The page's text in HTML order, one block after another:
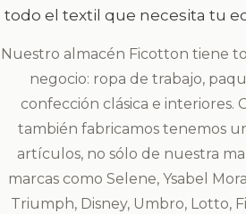
todo el textil que necesita tu
Nuestro almacén Ficotton tiene
negocio: ropa de trabajo,
confección clásica e interiores.
también fabricamos tenemos
artículos, no sólo de nuestra
marcas como Selene, Ysabel
Triumph, Disney, Umbro, Lotto,